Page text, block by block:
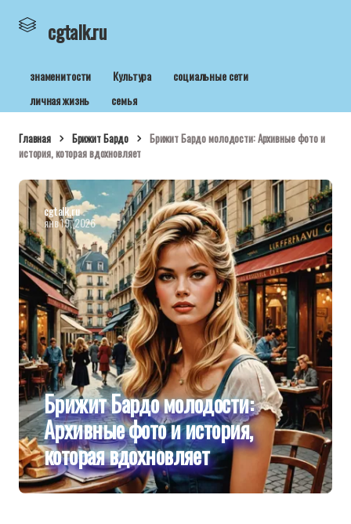
cgtalk.ru
знаменитости Культура
социальные сети
личная жизнь
семья
Главная Брижит Бардо
Брижит Бардо молодости: Архивные фото и
история, которая вдохновляет
cgtalk.ru
янв 19, 2026
Брижит Бардо молодости:
Архивные фото и история,
которая вдохновляет